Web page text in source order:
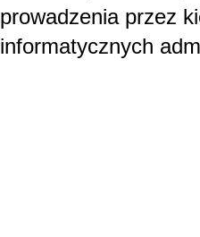
prowadzenia przez
informatycznych